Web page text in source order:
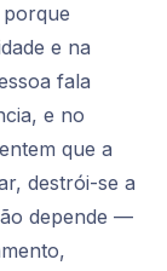
porque
e na
fala
e no
que a
destrói-se a
depende —